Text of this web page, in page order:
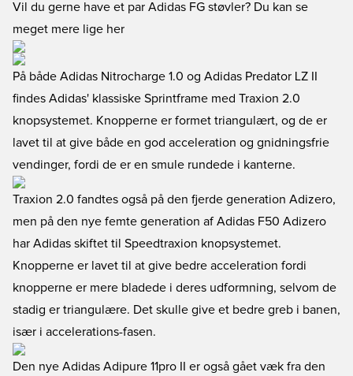
Vil du gerne have et par Adidas FG støvler? Du kan se
meget mere lige her
På både Adidas Nitrocharge 1.0 og Adidas Predator LZ II
findes Adidas' klassiske Sprintframe med Traxion 2.0
knopsystemet. Knopperne er formet triangulært, og de er
lavet til at give både en god acceleration og gnidningsfrie
vendinger, fordi de er en smule rundede i kanterne.
Traxion 2.0 fandtes også på den fjerde generation Adizero,
men på den nye femte generation afAdidas F50 Adizero
har Adidas skiftet til Speedtraxion knopsystemet.
Knopperne er lavet til at give bedre acceleration fordi
knopperne er mere bladede i deres udformning, selvom de
stadig er triangulære. Det skulle give et bedre greb i banen,
især i accelerations-fasen.
Den nye Adidas Adipure 11pro II
er også gået væk fra den